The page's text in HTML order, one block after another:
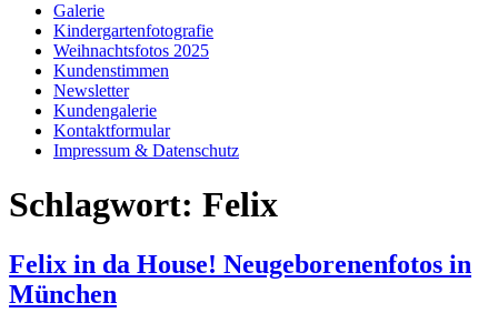
Galerie
Kindergartenfotografie
Weihnachtsfotos 2025
Kundenstimmen
Newsletter
Kundengalerie
Kontaktformular
Impressum & Datenschutz
Schlagwort: Felix
Felix in da House! Neugeborenenfotos in
München